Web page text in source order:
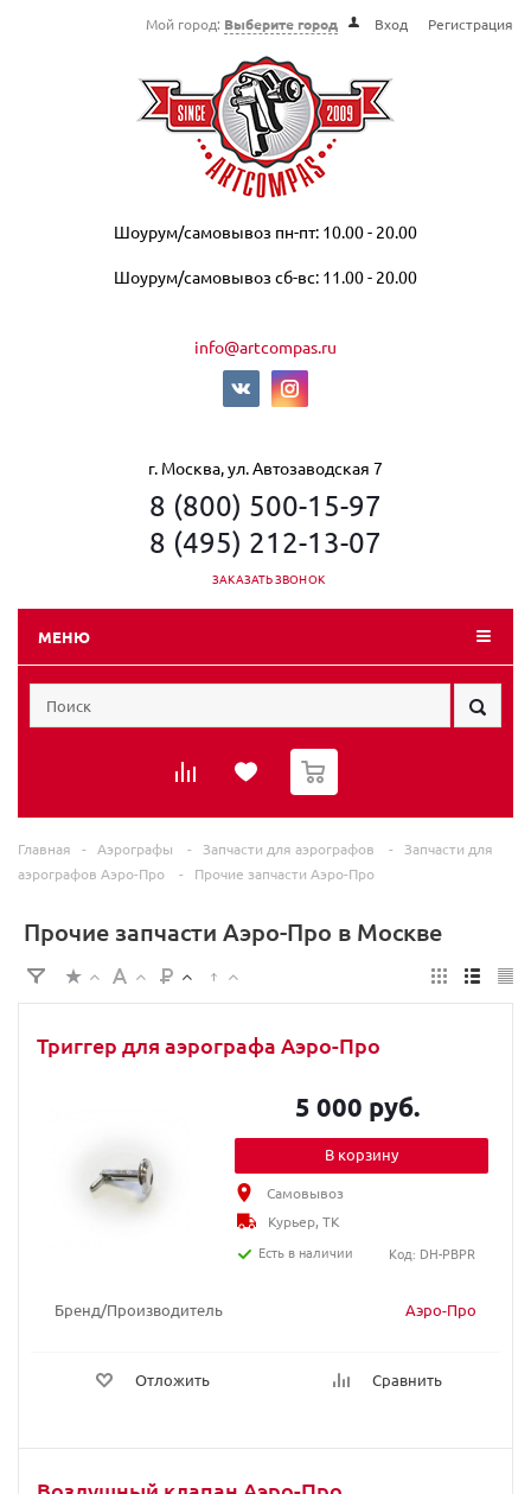
Мой город: Выберите город Вход Регистрация
Шоурум/самовывоз пн-пт: 10.00 - 20.00
Шоурум/самовывоз сб-вс: 11.00 - 20.00
info@artcompas.ru
г. Москва, ул. Автозаводская 7
8 (800) 500-15-97
8 (495) 212-13-07
ЗАКАЗАТЬ ЗВОНОК
МЕНЮ
0
Главная - Аэрографы - Запчасти для аэрографов -
Запчасти для
аэрографов Аэро-Про
- Прочие запчасти Аэро-Про
Прочие запчасти Аэро-Про в Москве
Триггер для аэрографа Аэро-Про
Бренд/Производитель Аэро-Про
Отложить Сравнить
5 000 руб.
В корзину
Самовывоз
Курьер, ТК
Есть в наличии
Код: DH-PBPR